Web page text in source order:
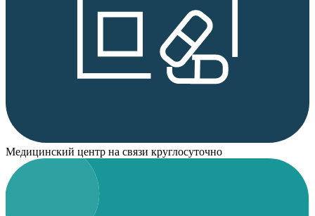
Медицинский центр на связи круглосуточно